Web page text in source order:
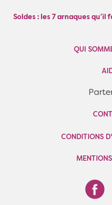
Soldes : les 7 arnaques
QUI
CONDITIONS